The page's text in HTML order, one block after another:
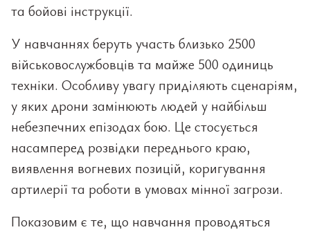
та бойові інструкції.
У навчаннях беруть участь близько 2500
військовослужбовців та майже 500 одиниць
техніки. Особливу увагу приділяють сценаріям,
у яких дрони замінюють людей у найбільш
небезпечних епізодах бою. Це стосується
насамперед розвідки переднього краю,
виявлення вогневих позицій, коригування
артилерії та роботи в умовах мінної загрози.
Показовим є те, що навчання проводяться